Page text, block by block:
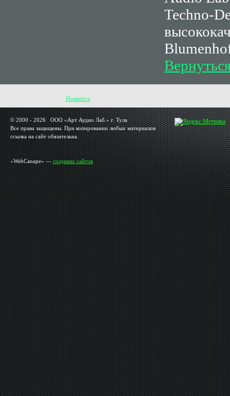
Techno-
Нравится
© 2000 - 2026 OOO «Арт Аудио Лаб.» г. Тула
Все права защищены. При копировании любых материалов
ссылка на сайт обязательна.
«WebCanape» —создание сайтов